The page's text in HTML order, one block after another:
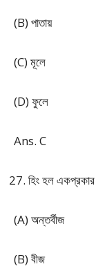
(B) পাতায়
(C) মূলে
(D) ফুলে
Ans. C
হিং হল একপ্রকার
(A) অন্তর্বীজ
(B) বীজ